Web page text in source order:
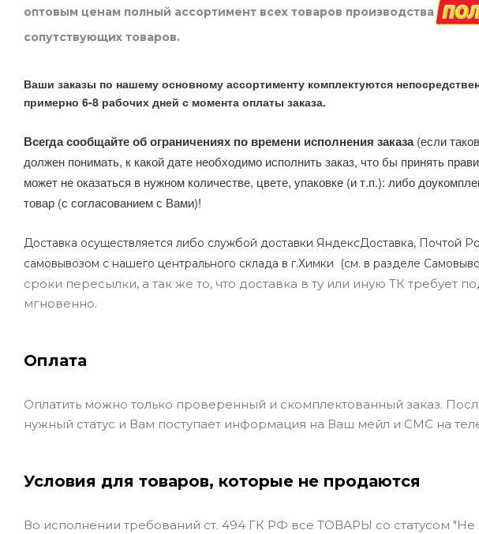
оптовым ценам полный ассортимент всех товаров производства
сопутствующих товаров.
Ваши заказы по нашему основному ассортименту комплектуются
примерно 6-8 рабочих дней с момента оплаты заказа.
Всегда сообщайте об ограничениях по времени исполнения заказа(если
должен понимать, к какой дате необходимо исполнить заказ, что бы принять
может не оказаться в нужном количестве, цвете, упаковке (и т.п.): либо
товар (с согласованием с Вами)!
Доставка осуществляется либо службой доставки ЯндексДоставка, Почтой
самовывозом с нашего центрального склада в г.Химки (см. в разделе
сроки пересылки, а так же то, что доставка в ту или иную ТК требует
мгновенно.
Оплата
Оплатить можно только проверенный и скомплектованный заказ.
нужный статус и Вам поступает информация на Ваш мейл и СМС на
Условия для товаров, которые не продаются
Во исполнении требований ст. 494 ГК РФ все ТОВАРЫ со статусом "Не